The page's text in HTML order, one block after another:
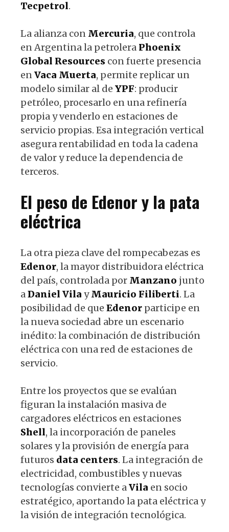
Tecpetrol.
La alianza con Mercuria, que controla
en Argentina la petrolera Phoenix
Global Resources con fuerte presencia
enVaca Muerta, permite replicar un
modelo similar al de YPF: producir
petróleo, procesarlo en una refinería
propia y venderlo en estaciones de
servicio propias. Esa integración vertical
asegura rentabilidad en toda la cadena
de valor y reduce la dependencia de
terceros.
El peso de Edenory la pata
eléctrica
La otra pieza clave del rompecabezas es
Edenor, la mayor distribuidora eléctrica
del país, controlada por Manzano junto
aDaniel Vila yMauricio Filiberti. La
posibilidad de que Edenor participe en
la nueva sociedad abre un escenario
inédito: la combinación de distribución
eléctrica con una red de estaciones de
servicio.
Entre los proyectos que se evalúan
figuran la instalación masiva de
cargadores eléctricos en estaciones
Shell, la incorporación de paneles
solares y la provisión de energía para
futuros data centers. La integración de
electricidad, combustibles y nuevas
tecnologías convierte aVila en socio
estratégico, aportando la pata eléctrica y
la visión de integración tecnológica.